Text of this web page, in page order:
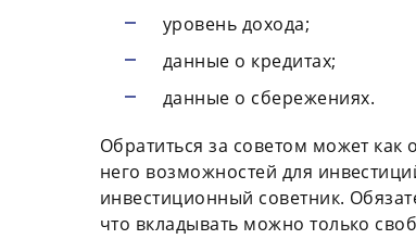
уровень дохода;
данные о кредитах;
данные о сбережениях.
Обратиться за советом может
него возможностей для
инвестиционный советник.
что вкладывать можно только